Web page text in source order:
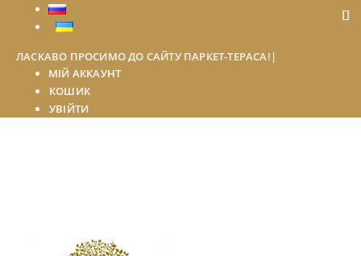
ЛАСКАВО ПРОСИМО ДО САЙТУ ПАРКЕТ-ТЕРАСА! |
МІЙ АККАУНТ
КОШИК
УВІЙТИ